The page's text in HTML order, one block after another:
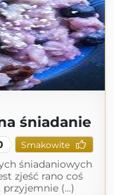
śniadanie
Smakowite
śniadaniowych
zjeść rano coś
(...)